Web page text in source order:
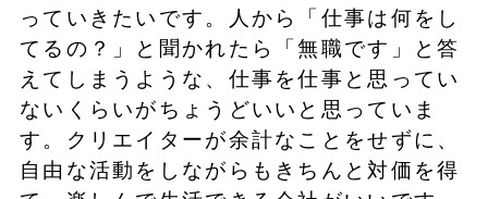
っていきたいです。人から「仕事は何をし
てるの？」と聞かれたら「無職です」と答
えてしまうような、仕事を仕事と思ってい
ないくらいがちょうどいいと思っていま
す。クリエイターが余計なことをせずに、
自由な活動をしながらもきちんと対価を得